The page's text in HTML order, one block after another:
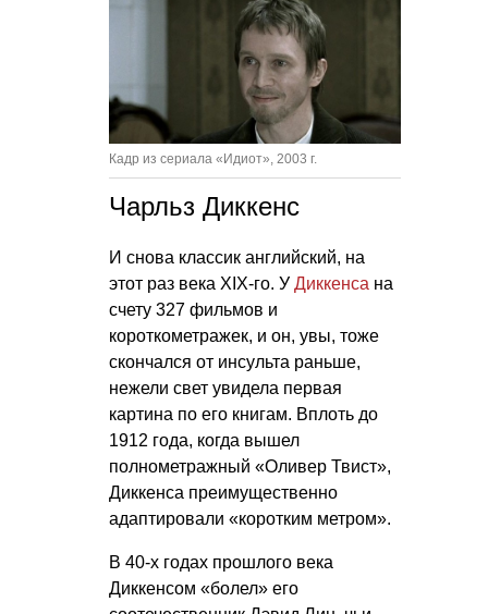
Кадр из сериала «Идиот», 2003 г.
Чарльз Диккенс
И снова классик английский, на
этот раз века XIX-го. У Диккенса на
счету 327 фильмов и
короткометражек, и он, увы, тоже
скончался от инсульта раньше,
нежели свет увидела первая
картина по его книгам. Вплоть до
1912 года, когда вышел
полнометражный «Оливер Твист»,
Диккенса преимущественно
адаптировали «коротким метром».
В 40-х годах прошлого века
Диккенсом «болел» его